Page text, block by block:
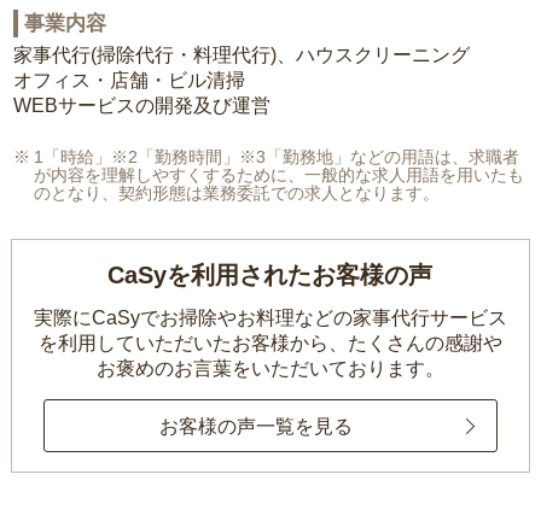
事業内容
家事代行(掃除代行・料理代行)、ハウスクリーニング
オフィス・店舗・ビル清掃
WEBサービスの開発及び運営
1「時給」※2「勤務時間」※3「勤務地」などの用語は、求職者
が内容を理解しやすくするために、一般的な求人用語を用いたも
のとなり、契約形態は業務委託での求人となります。
CaSyを利用されたお客様の声
実際にCaSyでお掃除やお料理などの家事代行サービス
を利用していただいたお客様から、 たくさんの感謝や
お褒めのお言葉をいただいております。
お客様の声一覧を見る